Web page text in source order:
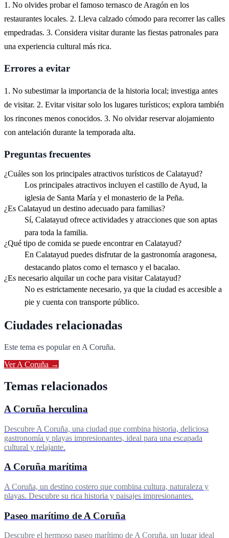
1. No olvides probar el famoso ternasco de Aragón en los
restaurantes locales. 2. Lleva calzado cómodo para recorrer las calles
empedradas. 3. Considera visitar durante las fiestas patronales para
una experiencia cultural más rica.
Errores a evitar
1. No subestimar la importancia de la historia local; investiga antes
de visitar. 2. Evitar visitar solo los lugares turísticos; explora también
los rincones menos conocidos. 3. No olvidar reservar alojamiento
con antelación durante la temporada alta.
Preguntas frecuentes
¿Cuáles son los principales atractivos turísticos de Calatayud?
Los principales atractivos incluyen el castillo de Ayud, la
iglesia de Santa María y el monasterio de la Peña.
¿Es Calatayud un destino adecuado para familias?
Sí, Calatayud ofrece actividades y atracciones que son aptas
para toda la familia.
¿Qué tipo de comida se puede encontrar en Calatayud?
En Calatayud puedes disfrutar de la gastronomía aragonesa,
destacando platos como el ternasco y el bacalao.
¿Es necesario alquilar un coche para visitar Calatayud?
No es estrictamente necesario, ya que la ciudad es accesible a
pie y cuenta con transporte público.
Ciudades relacionadas
Este tema es popular en A Coruña.
VerA Coruña →
Temas relacionados
A Coruña herculina
Descubre A Coruña, una ciudad que combina historia, deliciosa
gastronomía y playas impresionantes, ideal para una escapada
cultural y relajante.
A Coruña marítima
A Coruña, un destino costero que combina cultura, naturaleza y
playas. Descubre su rica historia y paisajes impresionantes.
Paseo marítimo de A Coruña
Descubre el hermoso paseo marítimo de A Coruña, un lugar ideal